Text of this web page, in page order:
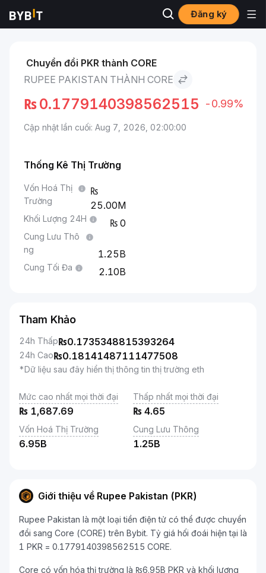
Đăng ký
Thị trường Rupee Pakistan to Core
Chuyển đổi PKR thành CORE
RUPEE PAKISTAN THÀNH CORE
₨0.1779140398562515 -0.99%
Cập nhật lần cuối: Aug 7, 2026, 02:00:00
Thống Kê Thị Trường
Vốn Hoá Thị
Trường
25.00M
Khối Lượng 24H 0
Cung Lưu Thô
ng
1.25B
Cung Tối Đa 2.10B
Tham Khảo
24h Thấp₨0.1735348815393264
24h Cao₨0.18141487111477508
*Dữ liệu sau đây hiển thị thông tin thị trường eth
Mức cao nhất mọi thời đại
₨ 1,687.69
Thấp nhất mọi thời đại
₨ 4.65
Vốn Hoá Thị Trường
6.95B
Cung Lưu Thông
1.25B
Giới thiệu về Rupee Pakistan (PKR)
Rupee Pakistan là một loại tiền điện tử có thể được chuyển
đổi sang Core (CORE) trên Bybit. Tỷ giá hối đoái hiện tại là
1 PKR = 0.1779140398562515 CORE.
Core có vốn hóa thị trường là ₨6.95B PKR và khối lượng